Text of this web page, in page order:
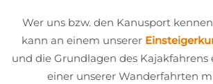
Wer uns bzw. den Kanusport
kann an einem unserer
und die Grundlagen des Kajakfahrens
einer unserer Wanderfahrten